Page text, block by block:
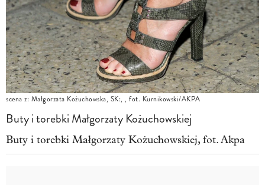
scena z: Małgorzata Kożuchowska, SK:, , fot. Kurnikowski/AKPA
Buty i torebki Małgorzaty Kożuchowskiej
Buty i torebki Małgorzaty Kożuchowskiej, fot. Akpa